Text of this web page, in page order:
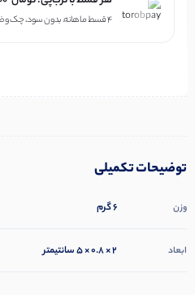
۴ قسط ماهانه. بدون سود، چک و ضامن.
توضیحات تکمیلی
وزن 6 گرم
ابعاد 2 × 0.8 × 5 سانتیمتر